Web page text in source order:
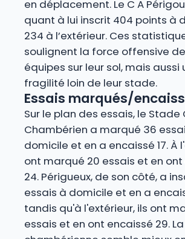
en déplacement. Le C A
quant à lui inscrit 404 points à
234 à l’extérieur. Ces
soulignent la force offensive
équipes sur leur sol, mais aussi
fragilité loin de leur stade.
Essais marqués/
Sur le plan des essais, le Stade
Chambérien a marqué 36
domicile et en a encaissé 17. À
ont marqué 20 essais et en
24. Périgueux, de son côté, a
essais à domicile et en a
tandis qu'à l'extérieur, ils ont
essais et en ont encaissé 29.